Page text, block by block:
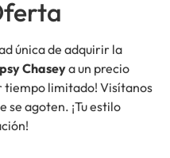
única de adquirir la
Chaseya un precio
tiempo limitado! Visítanos
se agoten. ¡Tu estilo